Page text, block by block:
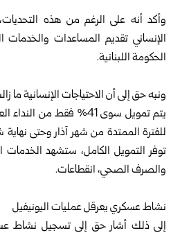
وأكد أنه على الرغم من هذه
الإنساني ‏تقديم المساعدات والخدمات
الحكومة اللبنانية.‏
ونبه حق إلى أن الاحتياجات الإنسانية ما
للفترة ‏الممتدة من شهر آذار وحتى نهاية
توفر ‏التمويل الكامل، ستشهد الخدمات
والصرف ‏الصحي، انقطاعات.‏
نشاط عسكري يعرقل عمليات اليونيفيل
إلى ذلك أشار حق إلى تسجيل نشاط